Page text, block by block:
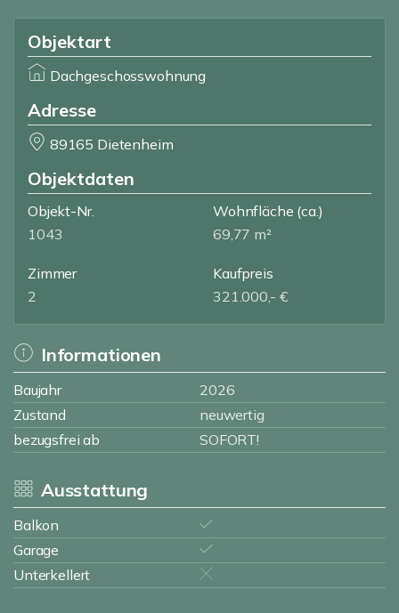
Objektart
Dachgeschosswohnung
Adresse
89165 Dietenheim
Objektdaten
Objekt-Nr.
1043
Wohnfläche (ca.)
69,77 m²
Zimmer
2
Kaufpreis
321.000,- €
Informationen
Baujahr
2026
Zustand
neuwertig
bezugsfrei ab
SOFORT!
Ausstattung
Balkon
Garage
Unterkellert